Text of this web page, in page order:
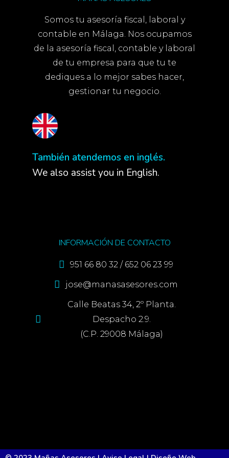
Somos tu asesoría fiscal, laboral y
contable en Málaga. Nos ocupamos
de la asesoría fiscal, contable y laboral
de tu empresa para que tu te
dediques a lo mejor sabes hacer,
gestionar tu negocio.
También atendemos en inglés.
We also assist you in English.
INFORMACIÓN DE CONTACTO
951 66 80 32 / 652 06 23 99
jose@manasasesores.com
Calle Beatas 34, 2º Planta.
Despacho 2.9.
(C.P. 29008 Málaga)